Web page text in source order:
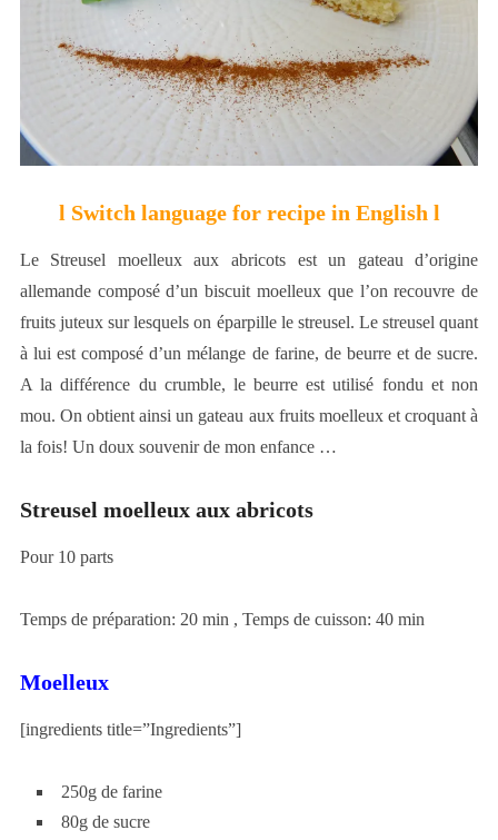
l Switch language for recipe in English l
Le Streusel moelleux aux abricots est un gateau d’origine
allemande composé d’un biscuit moelleux que l’on recouvre de
fruits juteux sur lesquels on éparpille le streusel. Le streusel quant
à lui est composé d’un mélange de farine, de beurre et de sucre.
A la différence du crumble, le beurre est utilisé fondu et non
mou. On obtient ainsi un gateau aux fruits moelleux et croquant à
la fois! Un doux souvenir de mon enfance …
Streusel moelleux aux abricots
Pour 10 parts
Temps de préparation: 20 min , Temps de cuisson: 40 min
Moelleux
[ingredients title=”Ingredients”]
250g de farine
80g de sucre